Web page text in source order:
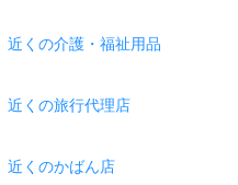
近くの介護・福祉用品
近くの旅行代理店
近くのかばん店